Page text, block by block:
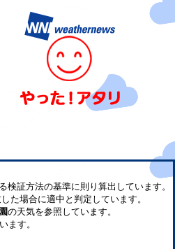
検証方法の基準に則り算出しています。
た場合に適中と判定しています。
の天気を参照しています。
ます。